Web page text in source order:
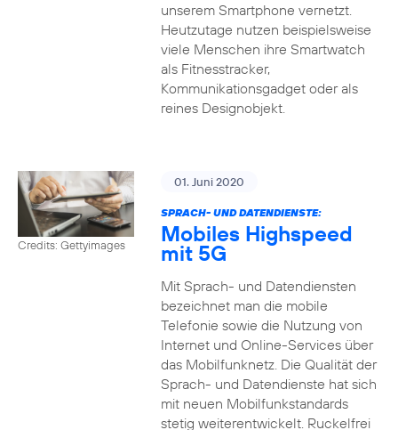
unserem Smartphone vernetzt.
Heutzutage nutzen beispielsweise
viele Menschen ihre Smartwatch
als Fitnesstracker,
Kommunikationsgadget oder als
reines Designobjekt.
Credits: Gettyimages
01. Juni 2020
SPRACH- UND DATENDIENSTE:
Mobiles Highspeed
mit 5G
Mit Sprach- und Datendiensten
bezeichnet man die mobile
Telefonie sowie die Nutzung von
Internet und Online-Services über
das Mobilfunknetz. Die Qualität der
Sprach- und Datendienste hat sich
mit neuen Mobilfunkstandards
stetig weiterentwickelt. Ruckelfrei